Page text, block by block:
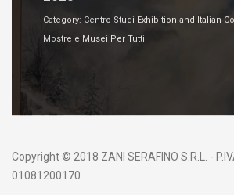
Category: Centro Studi Exhibition and Italian
Mostre e Musei Per Tutti
Copyright © 2018 ZANI SERAFINO S.R.L. -
01081200170